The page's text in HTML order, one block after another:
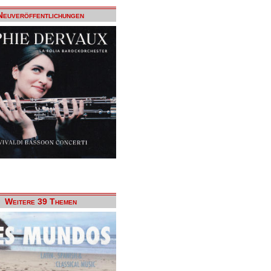
Weitere 39 Themen